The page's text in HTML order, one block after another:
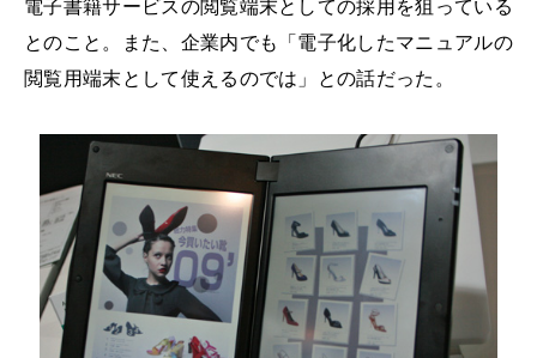
電子書籍サービスの閲覧端末としての採用を狙っている
とのこと。また、企業内でも「電子化したマニュアルの
閲覧用端末として使えるのでは」との話だった。